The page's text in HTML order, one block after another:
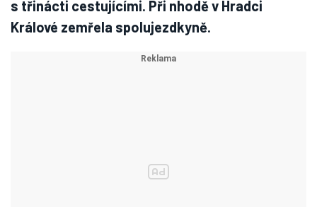
s třinácti cestujícími. Při nhodě v Hradci
Králové zemřela spolujezdkyně.